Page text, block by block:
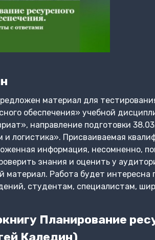
материал для
обеспечения» учебной
направление подготовки
и логистика». Присваиваемая
информация, несомненно,
знания и оценить у
материал. Работа будет
студентам, специалистам,
Планирование
Каледин)